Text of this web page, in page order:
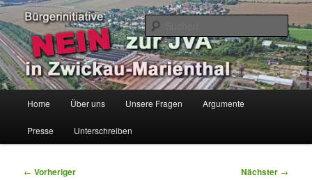
Zum
primären
Inhalt
springenKeine JVA in Zwickau-Marienthal
Bürgerinitiative
Home Über uns Unsere Fragen Argumente
Presse Unterschreiben
Beitragsnavigation
← Vorheriger Nächster →